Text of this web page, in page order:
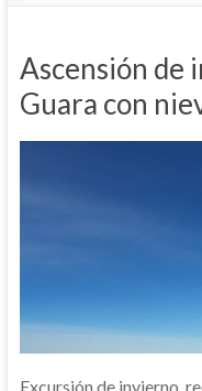
Ascensión de
Guara con
Excursión de invierno,